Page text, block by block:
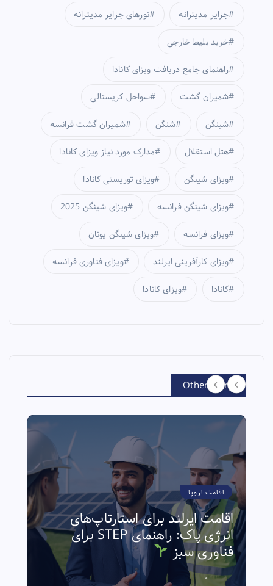
تورهای جزایر مدیترانه جزایر مدیترانه
خرید بلیط خارجی
راهنمای جامع دریافت ویزای کانادا
سواحل کریستالی شمیران گشت
شمیران گشت فرانسه شنگن شینگن
مدارک مورد نیاز ویزای کانادا هتل استقلال
ویزای توریستی کانادا ویزای شینگن
ویزای شینگن 2025 ویزای شینگن فرانسه
ویزای شینگن یونان ویزای فرانسه
ویزای فناوری فرانسه ویزای کارآفرینی ایرلند
ویزای کانادا کانادا
Other Story
اقامت اروپا
اقامت ایرلند برای استارتاپ‌های
انرژی پاک: راهنمای STEP برای
فناوری سبز